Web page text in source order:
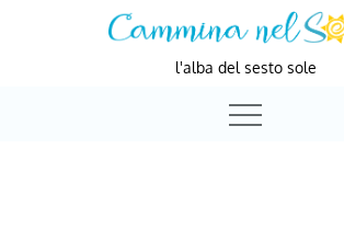
l'alba del sesto sole